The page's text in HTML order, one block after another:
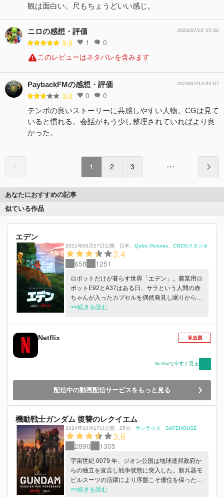
観は面白い。尺もちょうどいい感じ。
ニロの感想・評価
5.0 1 0
2023/07/22 15:32
このレビューはネタバレを含みます
PaybackFMの感想・評価
3.0 0 0
2023/07/13 02:07
テンポの良いストーリーに共感しやすい人物。CGは見て
いると慣れる。会話がもう少し整理されていればより良
かった。
1 2 3
あなたにおすすめの記事
似ている作品
エデン
2021年05月27日公開 日本 Qubic Pictures CGCGスタジオ
3.4
658 1251
ロボットだけが暮らす世界「エデン」。農業用ロ
ボットE92とA37はある日、サラという人間の赤
ちゃんが入ったカプセルを偶然発見し眠りから目
覚めさせてしまう。人が悪とされている世界でサ
育てていく。成長したサラは、ある日遠くから自
分を呼ぶ声に気づく。それはあのロボットしかい
>>続きを読む
Netflix 見放題
Netflixで今すぐ見る
配信中の動画配信サービスをもっと見る
機動戦士ガンダム 復讐のレクイエム
2024年10月17日公開 25分 サンライズ SAFEHOUSE
3.6
2890 1305
宇宙世紀 0079 年、ジオン公国は地球連邦政府か
らの独立を宣言し戦争状態に突入した。新兵器モ
ビルスーツの活躍により序盤こそ優位を保ったジ
オン軍だったが、地球の全面制圧を行う戦力はな
>>続きを読む